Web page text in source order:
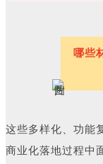
哪些
这些多样化、功能
商业化落地过程中